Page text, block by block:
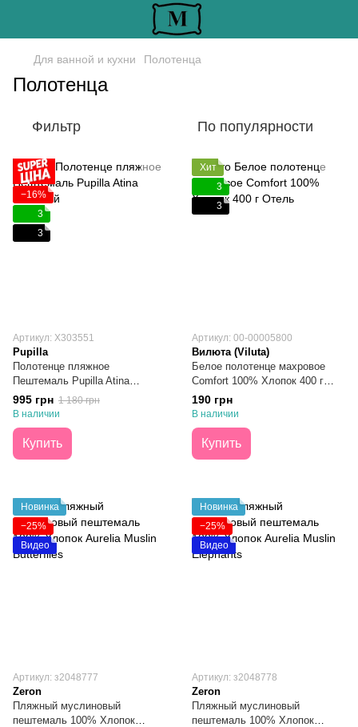
Для ванной и кухни Полотенца
Полотенца
Фильтр По популярности
−16%
3
3
Артикул: Х303551
Pupilla
Полотенце пляжное
Пештемаль Pupilla Atina
Бежевый 90х170
995 грн 1 180 грн
В наличии
Купить
Хит
3
3
Артикул: 00-00005800
Вилюта (Viluta)
Белое полотенце махровое
Comfort 100% Хлопок 400 г
Отель 50х70
190 грн
В наличии
Купить
Новинка
−25%
Видео
Артикул: з2048777
Zeron
Пляжный муслиновый
пештемаль 100% Хлопок
Новинка
−25%
Видео
Артикул: з2048778
Zeron
Пляжный муслиновый
пештемаль 100% Хлопок